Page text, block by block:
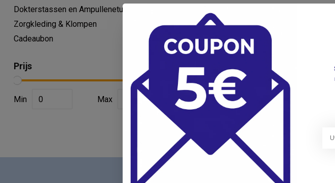
Dokterstassen en Ampullenetui's
Zorgkleding & Klompen
Cadeaubon
Prijs
Min Max